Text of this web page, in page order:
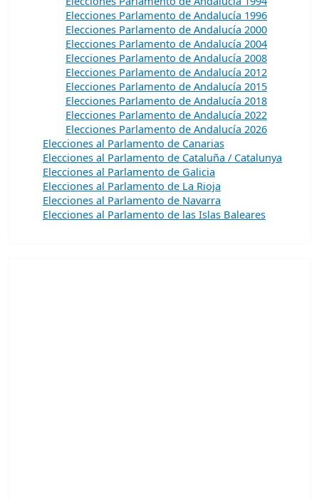
Elecciones Parlamento de Andalucía 1996
Elecciones Parlamento de Andalucía 2000
Elecciones Parlamento de Andalucía 2004
Elecciones Parlamento de Andalucía 2008
Elecciones Parlamento de Andalucía 2012
Elecciones Parlamento de Andalucía 2015
Elecciones Parlamento de Andalucía 2018
Elecciones Parlamento de Andalucía 2022
Elecciones Parlamento de Andalucía 2026
Elecciones al Parlamento de Canarias
Elecciones al Parlamento de Cataluña / Catalunya
Elecciones al Parlamento de Galicia
Elecciones al Parlamento de La Rioja
Elecciones al Parlamento de Navarra
Elecciones al Parlamento de las Islas Baleares